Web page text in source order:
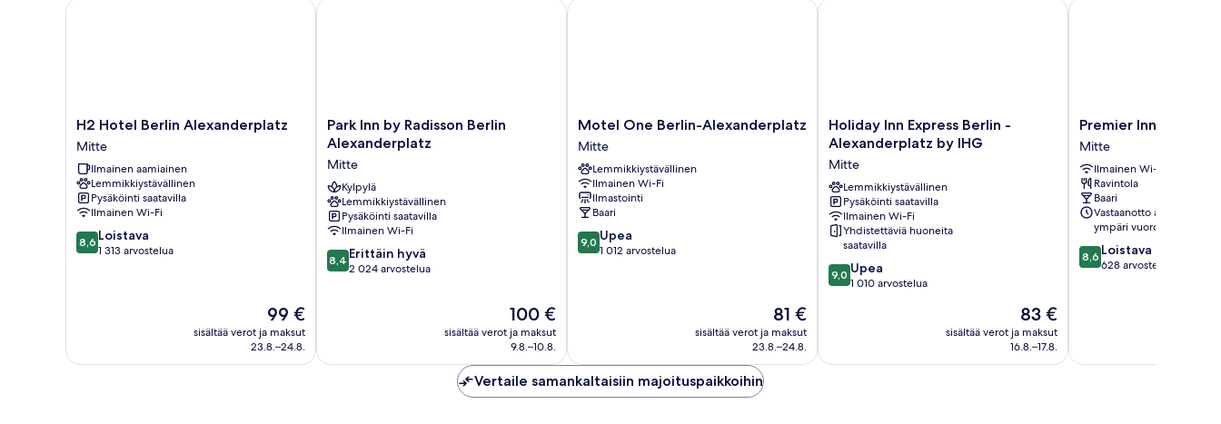
H2
Hotel
Berlin
Alexanderplatz
Mitte
H2 Hotel Berlin Alexanderplatz
Mitte
Ilmainen aamiainen
Lemmikkiystävällinen
Pysäköinti saatavilla
Ilmainen Wi-Fi
8.6
kautta
8,6 Loistava
1 313 arvostelua
Hinta
on
99 €
99 €
sisältää verot ja maksut
23.8.–24.8.
H2 Hotel Berlin Alexanderplatz
Park
Inn
Radisson
Berlin
Alexanderplatz
Mitte
Park Inn by Radisson Berlin
Alexanderplatz
Mitte
Kylpylä
Lemmikkiystävällinen
Pysäköinti saatavilla
Ilmainen Wi-Fi
8.4
kautta
8,4 Erittäin hyvä
2 024 arvostelua
Hinta
on
100 €
100 €
sisältää verot ja maksut
9.8.–10.8.
Park Inn by Radisson Berlin Alexanderplatz
Motel
One
Berlin-
Alexanderplatz
Mitte
Motel One Berlin-Alexanderplatz
Mitte
Lemmikkiystävällinen
Ilmainen Wi-Fi
Ilmastointi
Baari
9.0
kautta
9,0 Upea
1 012 arvostelua
Hinta
on
81 €
81 €
sisältää verot ja maksut
23.8.–24.8.
Motel One Berlin-Alexanderplatz
Holiday
Inn
Berlin
-
Alexanderplatz
by
IHG
Mitte
Holiday Inn Express Berlin -
Alexanderplatz by IHG
Mitte
Lemmikkiystävällinen
Pysäköinti saatavilla
Ilmainen Wi-Fi
Yhdistettäviä huoneita
saatavilla
9.0
kautta
9,0 Upea
1 010 arvostelua
Hinta
on
83 €
83 €
sisältää verot ja maksut
16.8.–17.8.
Holiday Inn Express Berlin - Alexanderplatz by IHG
Premier
Inn
Berlin
Alexanderplatz
Mitte
Premier Inn Berlin
Mitte
Ilmainen Wi-Fi
Ravintola
Baari
Vastaanotto avoinna
ympäri vuorokauden
8.6
kautta
8,6 Loistava
628 arvostelua
Premier Inn Berlin
Vertaile samankaltaisiin majoituspaikkoihin